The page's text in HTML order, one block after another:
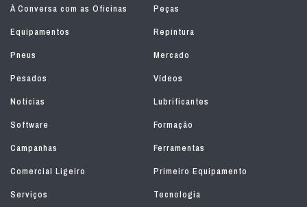
À Conversa com as Oficinas
Peças
Equipamentos
Repintura
Pneus
Mercado
Pesados
Vídeos
Notícias
Lubrificantes
Software
Formação
Campanhas
Ferramentas
Comercial Ligeiro
Primeiro Equipamento
Serviços
Tecnologia